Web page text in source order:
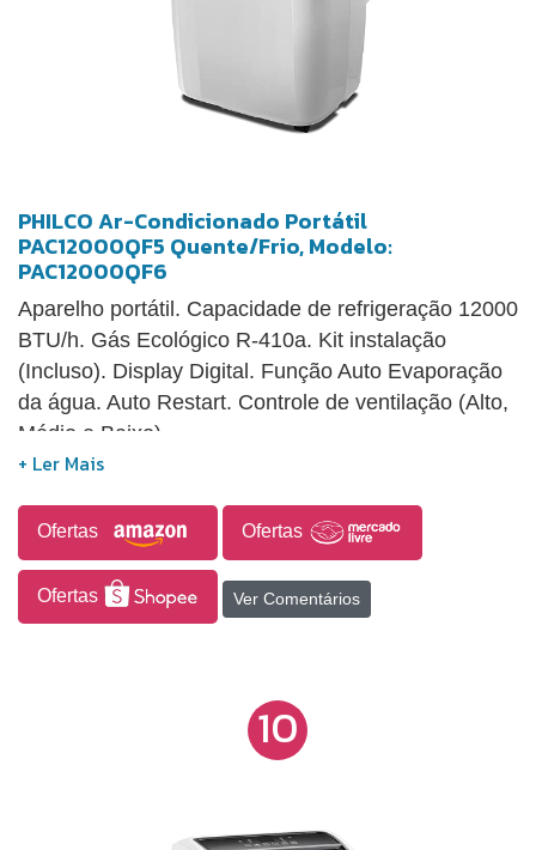
PHILCO Ar-Condicionado Portátil
PAC12000QF5 Quente/Frio, Modelo:
PAC12000QF6
Aparelho portátil. Capacidade de refrigeração 12000
BTU/h. Gás Ecológico R-410a. Kit instalação
(Incluso). Display Digital. Função Auto Evaporação
da água. Auto Restart. Controle de ventilação (Alto,
Médio e Baixo).
Ofertas Ofertas
Ofertas Ver Comentários
10